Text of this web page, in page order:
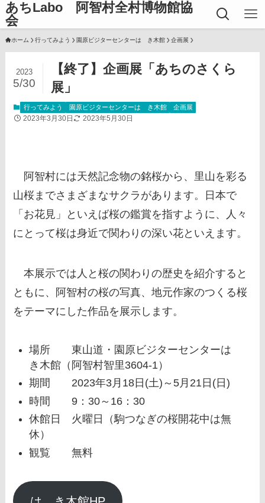
あちLabo 阿智村全村博物館協
会
ホーム 行ってみよう 園原ビジターセンターはゝき木館 企画展
【終了】企画展「あちのさくら
展」
2023
5/30
行ってみよう 園原ビジターセンターはゝき木館 企画展
2023年3月30日 2023年5月30日
阿智村には天然記念物の銘桜から、里山を彩る
山桜までさまざまなサクラがあります。日本で
「お花見」といえば桜の鑑賞を指すように、人々
にとって桜は身近で関わりの深い花といえます。
本展示では人と桜の関わりの歴史を紹介すると
ともに、阿智村の桜の写真、地元作家のつくる桜
をテーマにした作品を展示します。
場所 東山道・園原ビジターセンターはゝ
き木館（阿智村智里3604‐1）
期間 2023年3月18日(土)～5月21日(日)
時間 9：30～16：30
休館日 火曜日（駒つなぎの桜開花中は無
休）
観覧 無料